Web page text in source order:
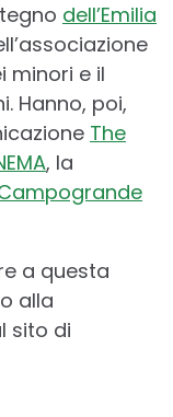
dell’Emilia
minori e il
Hanno, poi,
The
, la
a questa
alla
sito di